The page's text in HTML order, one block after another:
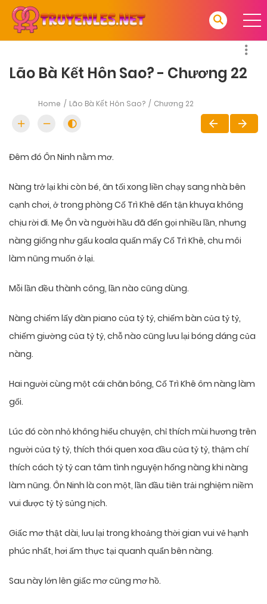
Lão Bà Kết Hôn Sao? - Chương 22
Home Lão Bà Kết Hôn Sao? Chương 22
Đêm đó Ôn Ninh nằm mơ.
Nàng trở lại khi còn bé, ăn tối xong liền chạy sang nhà bên
cạnh chơi, ở trong phòng Cố Trì Khê đến tận khuya không
chịu rời đi. Mẹ Ôn và người hầu đã đến gọi nhiều lần, nhưng
nàng giống như gấu koala quấn mấy Cố Trì Khê, chu môi
làm nũng muốn ở lại.
Mỗi lần đều thành công, lần nào cũng dùng.
Nàng chiếm lấy đàn piano của tỷ tỷ, chiếm bàn của tỷ tỷ,
chiếm giường của tỷ tỷ, chỗ nào cũng lưu lại bóng dáng của
nàng.
Hai người cùng một cái chăn bông, Cố Trì Khê ôm nàng làm
gối.
Lúc đó còn nhỏ không hiểu chuyện, chỉ thích mùi hương trên
người của tỷ tỷ, thích thói quen xoa đầu của tỷ tỷ, thậm chí
thích cách tỷ tỷ can tâm tình nguyện hống nàng khi nàng
làm nũng. Ôn Ninh là con một, lần đầu tiên trải nghiệm niềm
vui được tỷ tỷ sủng nịch.
Giấc mơ thật dài, lưu lại trong khoảng thời gian vui vẻ hạnh
phúc nhất, hơi ấm thực tại quanh quẩn bên nàng.
Sau này lớn lên giấc mơ cũng mơ hồ.